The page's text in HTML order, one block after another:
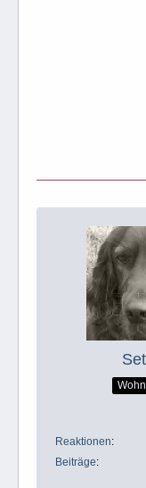
Reaktionen
Beiträge